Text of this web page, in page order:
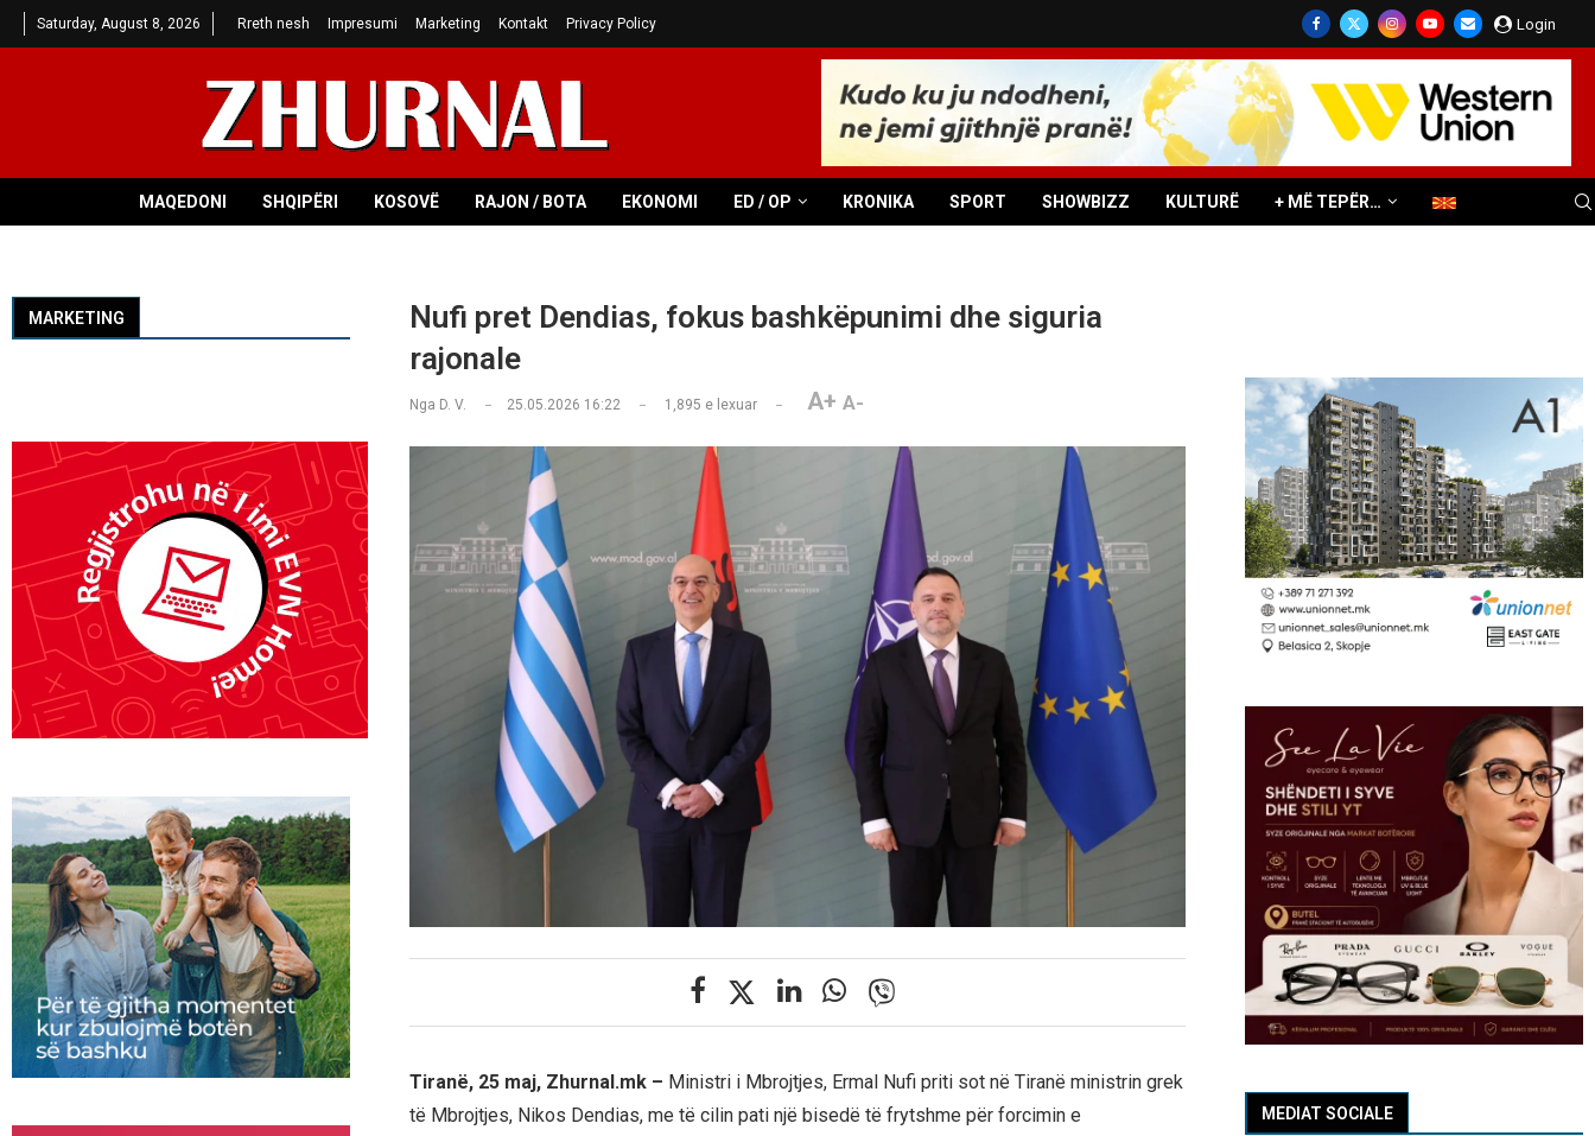
Saturday, August 8, 2026 Rreth nesh Impresumi Marketing Kontakt Privacy Policy Login
MAQEDONI SHQIPËRI KOSOVË RAJON / BOTA EKONOMI ED / OP KRONIKA SPORT SHOWBIZZ KULTURË + MË TEPËR…
Nufi pret Dendias, fokus bashkëpunimi dhe siguria
rajonale
Nga D. V. 25.05.2026 16:22 1,895 e lexuar A+ A-
Tiranë, 25 maj, Zhurnal.mk – Ministri i Mbrojtjes, Ermal Nufi priti sot në Tiranë ministrin grek
të Mbrojtjes, Nikos Dendias, me të cilin pati një bisedë të frytshme për forcimin e
MEDIAT SOCIALE
MARKETING